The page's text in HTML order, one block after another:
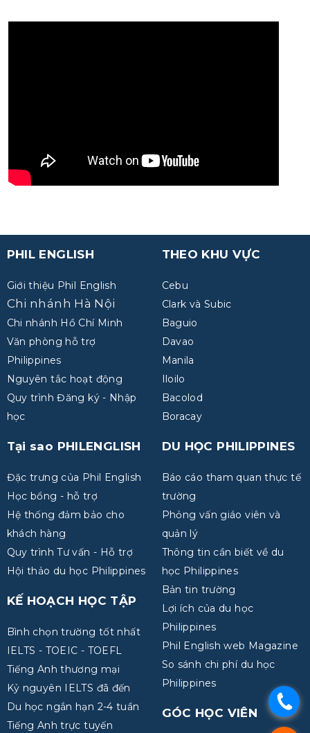
PHIL ENGLISH
Giới thiệu Phil English
Chi nhánh Hà Nội
Chi nhánh Hồ Chí Minh
Văn phòng hỗ trợ
Philippines
Nguyên tắc hoạt động
Quy trình Đăng ký - Nhập
học
Tại sao PHILENGLISH
Đặc trưng của Phil English
Học bổng - hỗ trợ
Hệ thống đảm bảo cho
khách hàng
Quy trình Tư vấn - Hỗ trợ
Hội thảo du học Philippines
KẾ HOẠCH HỌC TẬP
Bình chọn trường tốt nhất
IELTS - TOEIC - TOEFL
Tiếng Anh thương mại
Kỷ nguyên IELTS đã đến
Du học ngắn hạn 2-4 tuần
Tiếng Anh trực tuyến
THEO KHU VỰC
Cebu
Clark và Subic
Baguio
Davao
Manila
Iloilo
Bacolod
Boracay
DU HỌC PHILIPPINES
Báo cáo tham quan thực tế
trường
Phỏng vấn giáo viên và
quản lý
Thông tin cần biết về du
học Philippines
Bản tin trường
Lợi ích của du học
Philippines
Phil English web Magazine
So sánh chi phí du học
Philippines
GÓC HỌC VIÊN
.